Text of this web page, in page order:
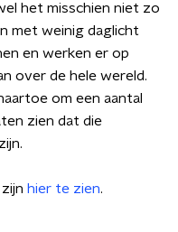
het misschien niet zo
met weinig daglicht
en werken er op
over de hele wereld.
om een aantal
zien dat die
hier te zien.